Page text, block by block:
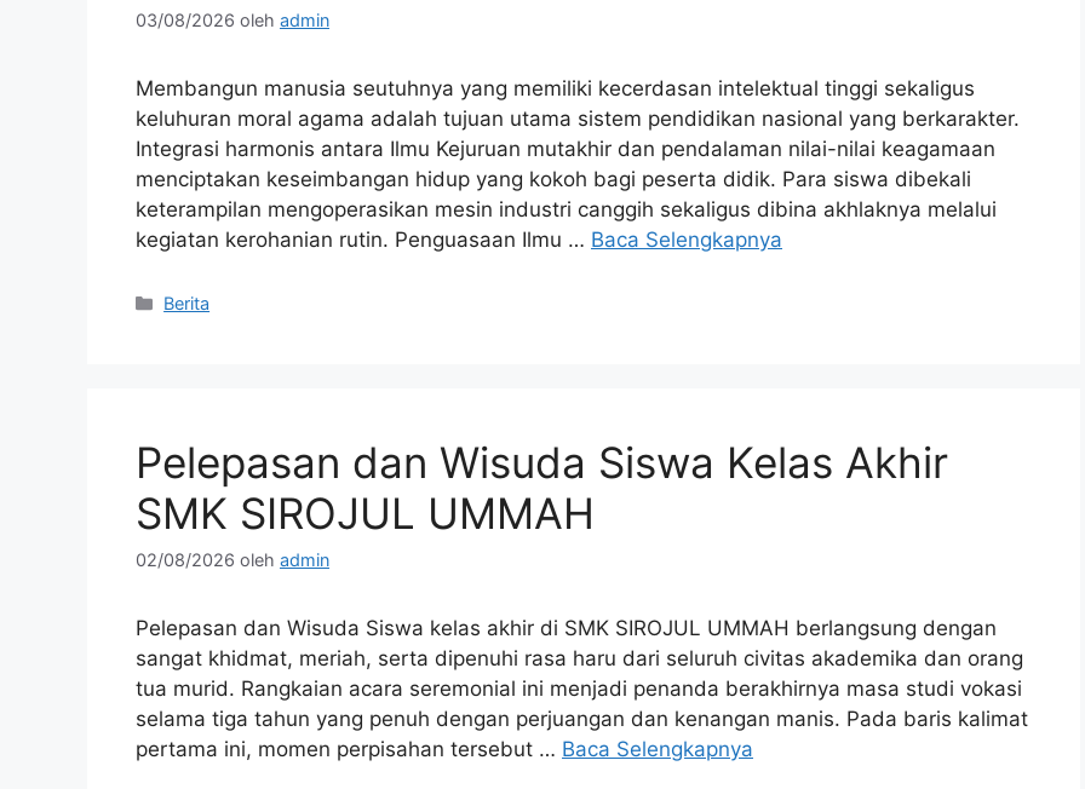
03/08/2026 oleh admin
Membangun manusia seutuhnya yang memiliki kecerdasan intelektual tinggi sekaligus
keluhuran moral agama adalah tujuan utama sistem pendidikan nasional yang berkarakter.
Integrasi harmonis antara Ilmu Kejuruan mutakhir dan pendalaman nilai-nilai keagamaan
menciptakan keseimbangan hidup yang kokoh bagi peserta didik. Para siswa dibekali
keterampilan mengoperasikan mesin industri canggih sekaligus dibina akhlaknya melalui
kegiatan kerohanian rutin. Penguasaan Ilmu … Baca Selengkapnya
Kategori
Berita
Pelepasan dan Wisuda Siswa Kelas Akhir
SMK SIROJUL UMMAH
02/08/2026 oleh admin
Pelepasan dan Wisuda Siswa kelas akhir di SMK SIROJUL UMMAH berlangsung dengan
sangat khidmat, meriah, serta dipenuhi rasa haru dari seluruh civitas akademika dan orang
tua murid. Rangkaian acara seremonial ini menjadi penanda berakhirnya masa studi vokasi
selama tiga tahun yang penuh dengan perjuangan dan kenangan manis. Pada baris kalimat
pertama ini, momen perpisahan tersebut … Baca Selengkapnya